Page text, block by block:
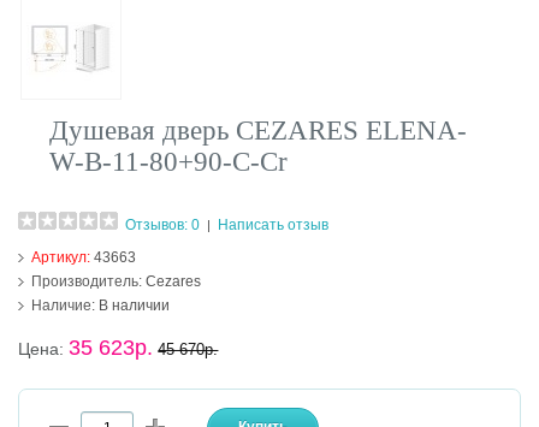
Душевая дверь CEZARES ELENA-
W-B-11-80+90-C-Cr
Отзывов: 0
Написать отзыв
Артикул:43663
Производитель: Cezares
Наличие: В наличии
Цена:35 623р. 45 670р.